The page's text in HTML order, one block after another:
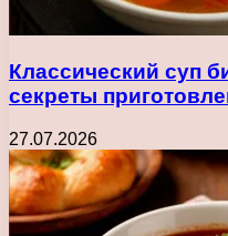
Классический суп
секреты
27.07.2026